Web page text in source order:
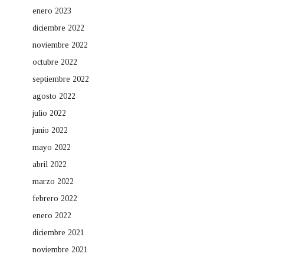
enero 2023
diciembre 2022
noviembre 2022
octubre 2022
septiembre 2022
agosto 2022
julio 2022
junio 2022
mayo 2022
abril 2022
marzo 2022
febrero 2022
enero 2022
diciembre 2021
noviembre 2021